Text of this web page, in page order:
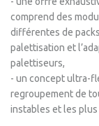
comprend des
différentes de
palettisation et
palettiseurs,
- un concept ultra-
regroupement de
instables et les